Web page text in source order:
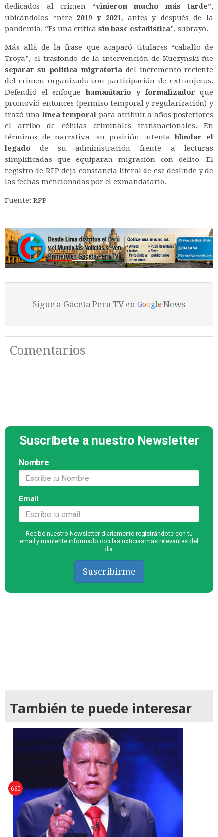
dedicados al crimen “vinieron mucho más tarde”,
ubicándolos entre 2019 y 2021, antes y después de la
pandemia. “Es una crítica sin base estadística”, subrayó.
Más allá de la frase que acaparó titulares “caballo de
Troya”, el trasfondo de la intervención de Kuczynski fue
separar su política migratoriadel incremento reciente
del crimen organizado con participación de extranjeros.
Defendió el enfoquehumanitario y formalizador que
promovió entonces (permiso temporal y regularización) y
trazó unalínea temporal para atribuir a años posteriores
el arribo de células criminales transnacionales. En
términos de narrativa, su posición intentablindar el
legado de su administración frente a lecturas
simplificadas que equiparan migración con delito. El
registro de RPP deja constancia literal de ese deslinde y de
las fechas mencionadas por el exmandatario.
Fuente: RPP
Sigue a Gaceta Peru TV en Google News
Comentarios
Suscríbete a nuestro Newsletter
Nombre
Email
Recibe nuestro Newsletter diariamente registrándote con tu
email y mantente informado con las noticias más relevantes del
día.
Suscribirme
También te puede interesar
660